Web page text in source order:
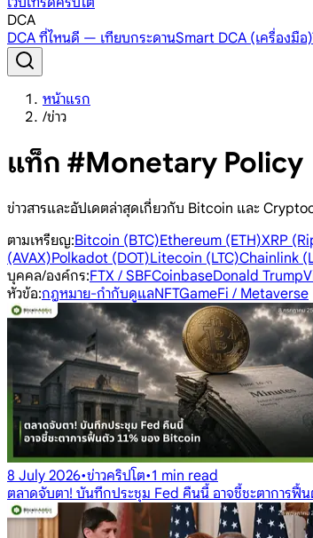
DCA
DCA ที่ไหนดี — เทียบกระดานSmart DCA (เครื่องมือ)
หน้าแรก
/ข่าว
แท็ก #Monetary Policy
ข่าวสารและอัปเดตล่าสุดเกี่ยวกับ Bitcoin และ
ตามเหรียญ:Bitcoin (BTC)Ethereum (ETH)XRP
(AVAX)Polkadot (DOT)Litecoin (LTC)Chainlink
บุคคล/องค์กร:FTX / SBFCoinbaseDonald Trump
หัวข้อ:กฎหมาย-กำกับดูแลNFTGameFi / Metaverse
8 July 2026•ข่าวคริปโต•1 min read
ตลาดจับตา! บันทึกประชุม Fed คืนนี้ อาจชี้ชะตาการฟื้